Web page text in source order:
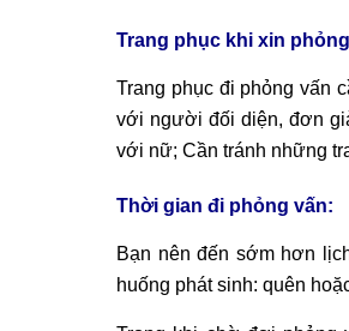
Trang phục khi xin
Trang phục đi phỏng vấn
với người đối diện, đơn
với nữ; Cần tránh những
Thời gian đi phỏng vấn:
Bạn nên đến sớm hơn
huống phát sinh: quên